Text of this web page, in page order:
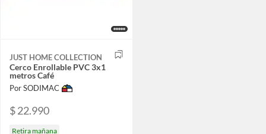
JUST HOME COLLECTION
Cerco Enrollable PVC 3x1
metros Café
Por SODIMAC
$ 22.990
Retira mañana